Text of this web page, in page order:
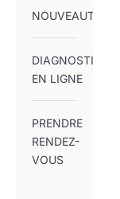
NOUVEAUTÉS
DIAGNOSTIC
EN LIGNE
PRENDRE
RENDEZ-
VOUS
★★★★★ 4,8/5 sur
La
Introduisez la